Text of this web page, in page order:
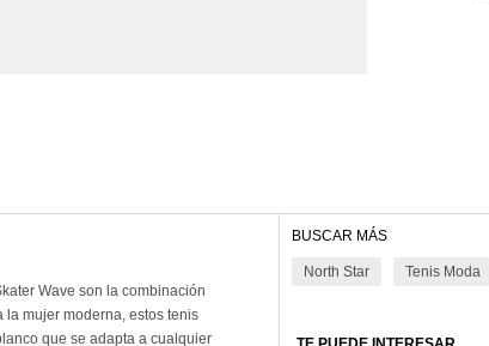
Wave son la combinación
mujer moderna, estos tenis
que se adapta a cualquier
BUSCAR MÁS
North Star Tenis Moda